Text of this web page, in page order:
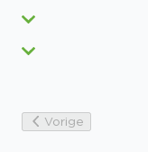
Vorige